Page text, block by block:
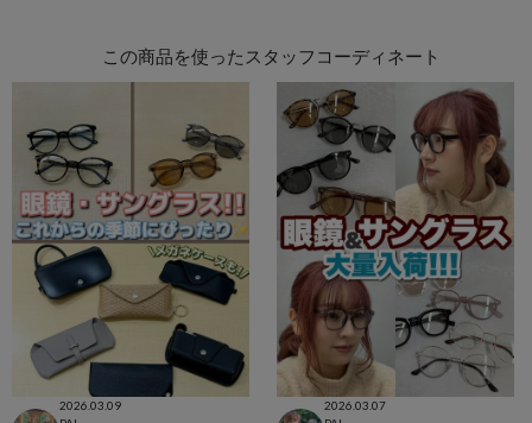
この商品を使ったスタッフコーディネート
2026.03.09
2026.03.07